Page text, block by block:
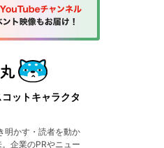
ットキャラクタ
明かす・読者を動か
企業のPRやニュー